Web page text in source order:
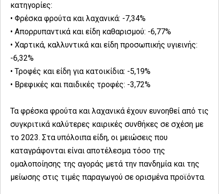
κατηγορίες:
• Φρέσκα φρούτα και λαχανικά: -7,34%
• Απορρυπαντικά και είδη καθαρισμού: -6,77%
• Χαρτικά, καλλυντικά και είδη προσωπικής υγιεινής:
-6,32%
• Τροφές και είδη για κατοικίδια: -5,19%
• Βρεφικές και παιδικές τροφές: -3,72%
Τα φρέσκα φρούτα και λαχανικά έχουν ευνοηθεί από τις
συγκριτικά καλύτερες καιρικές συνθήκες σε σχέση με
το 2023. Στα υπόλοιπα είδη, οι μειώσεις που
καταγράφονται είναι αποτέλεσμα τόσο της
ομαλοποίησης της αγοράς μετά την πανδημία και της
μείωσης στις τιμές παραγωγού σε ορισμένα προϊόντα.